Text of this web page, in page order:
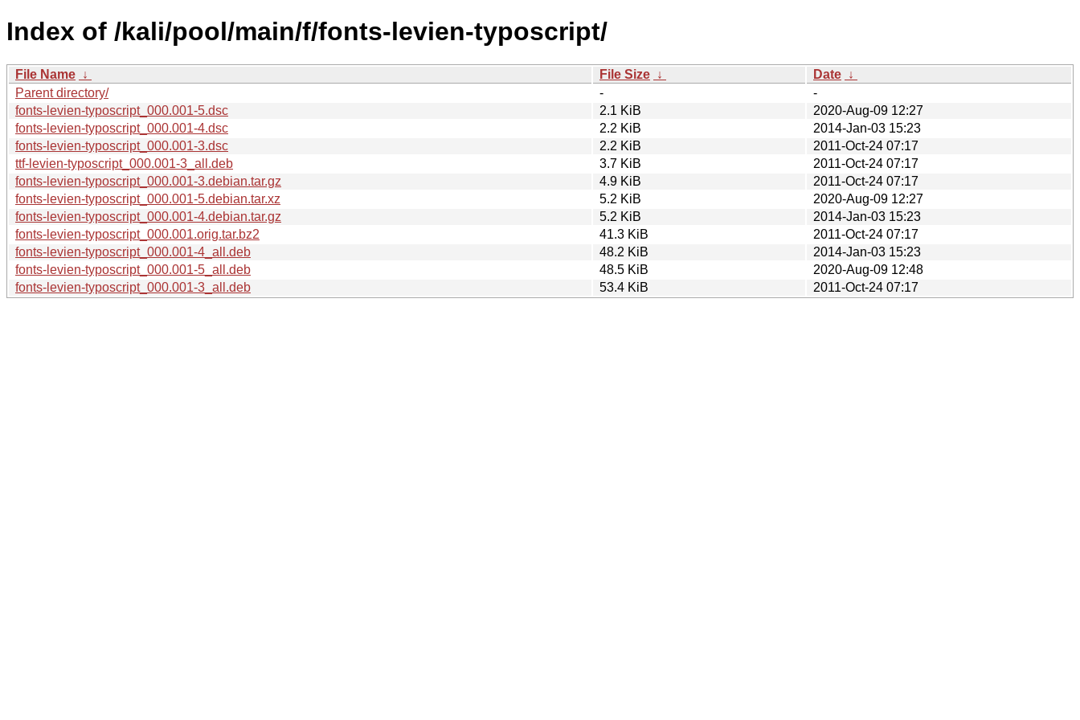
Index of /kali/pool/main/f/fonts-levien-typoscript/
File Name ↓ File Size ↓ Date ↓
Parent directory/
-
-
fonts-levien-typoscript_000.001-5.dsc
2.1 KiB
2020-Aug-09 12:27
fonts-levien-typoscript_000.001-4.dsc
2.2 KiB
2014-Jan-03 15:23
fonts-levien-typoscript_000.001-3.dsc
2.2 KiB
2011-Oct-24 07:17
ttf-levien-typoscript_000.001-3_all.deb
3.7 KiB
2011-Oct-24 07:17
fonts-levien-typoscript_000.001-3.debian.tar.gz
4.9 KiB
2011-Oct-24 07:17
fonts-levien-typoscript_000.001-5.debian.tar.xz
5.2 KiB
2020-Aug-09 12:27
fonts-levien-typoscript_000.001-4.debian.tar.gz
5.2 KiB
2014-Jan-03 15:23
fonts-levien-typoscript_000.001.orig.tar.bz2
41.3 KiB
2011-Oct-24 07:17
fonts-levien-typoscript_000.001-4_all.deb
48.2 KiB
2014-Jan-03 15:23
fonts-levien-typoscript_000.001-5_all.deb
48.5 KiB
2020-Aug-09 12:48
fonts-levien-typoscript_000.001-3_all.deb
53.4 KiB 2011-Oct-24 07:17